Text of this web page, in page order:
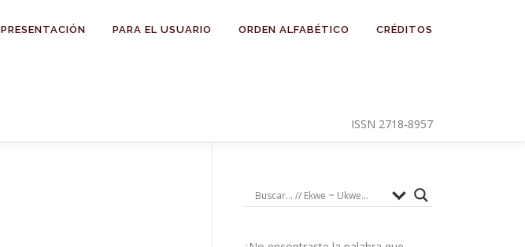
PRESENTACIÓN PARA EL USUARIO ORDEN ALFABÉTICO CRÉDITOS
ISSN 2718-8957